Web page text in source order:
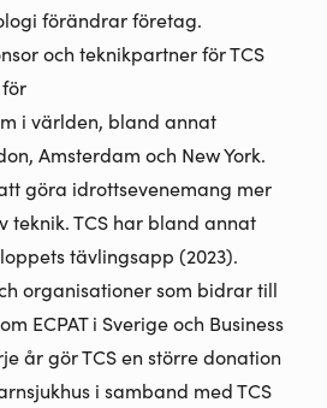
förändrar företag.
och teknikpartner för TCS
i världen, bland annat
Amsterdam och New York.
göra idrottsevenemang mer
TCS har bland annat
tävlingsapp (2023).
organisationer som bidrar till
ECPATi Sverige och Business
år gör TCSen större donation
i samband med TCS